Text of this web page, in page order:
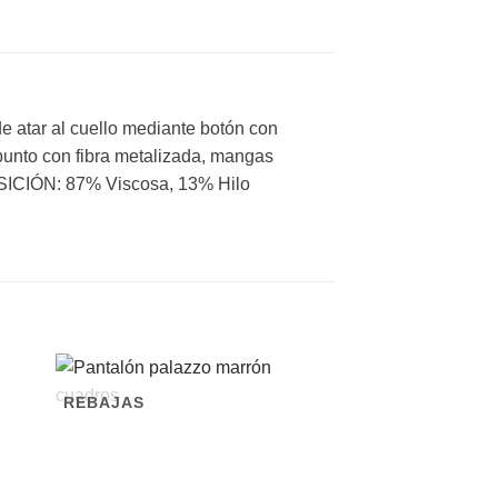
atar al cuello mediante botón con
con fibra metalizada, mangas
87% Viscosa, 13% Hilo
REBAJAS